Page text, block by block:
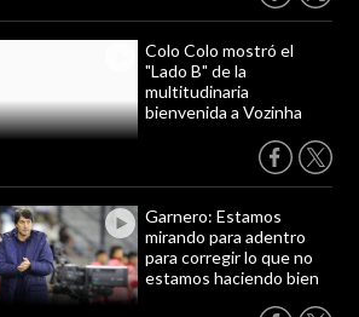
Colo Colo mostró el
"Lado B" de la
multitudinaria
bienvenida a Vozinha
Garnero: Estamos
mirando para adentro
para corregir lo que no
estamos haciendo bien